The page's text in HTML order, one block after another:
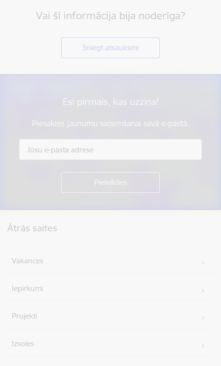
Vai šī informācija bija noderīga?
Sniegt atsauksmi
Esi pirmais, kas uzzina!
Piesakies jaunumu saņemšanai savā e-pastā.
Ātrās saites
Vakances
Iepirkumi
Projekti
Izsoles